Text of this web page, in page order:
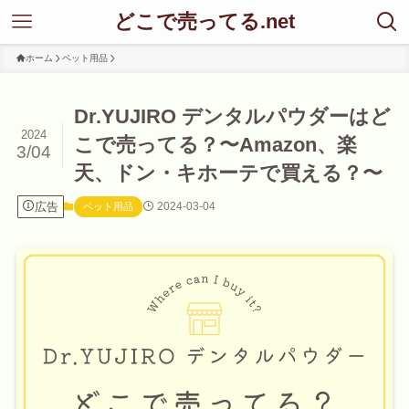
どこで売ってる.net
ホーム ペット用品
Dr.YUJIRO デンタルパウダーはど
こで売ってる？〜Amazon、楽
天、ドン・キホーテで買える？〜
2024
3/04
広告 ペット用品 2024-03-04